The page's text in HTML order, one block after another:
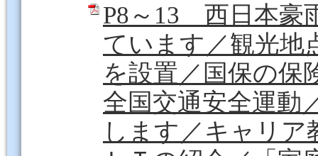
P8～13 西日本豪
ています／観光地
を設置／国保の保
全国交通安全運動
します／キャリア